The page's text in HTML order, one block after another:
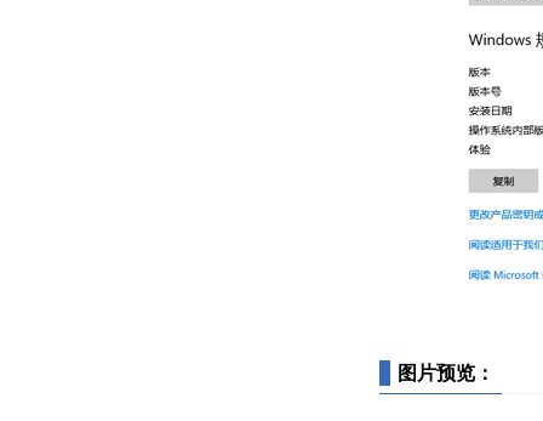
图片预览：